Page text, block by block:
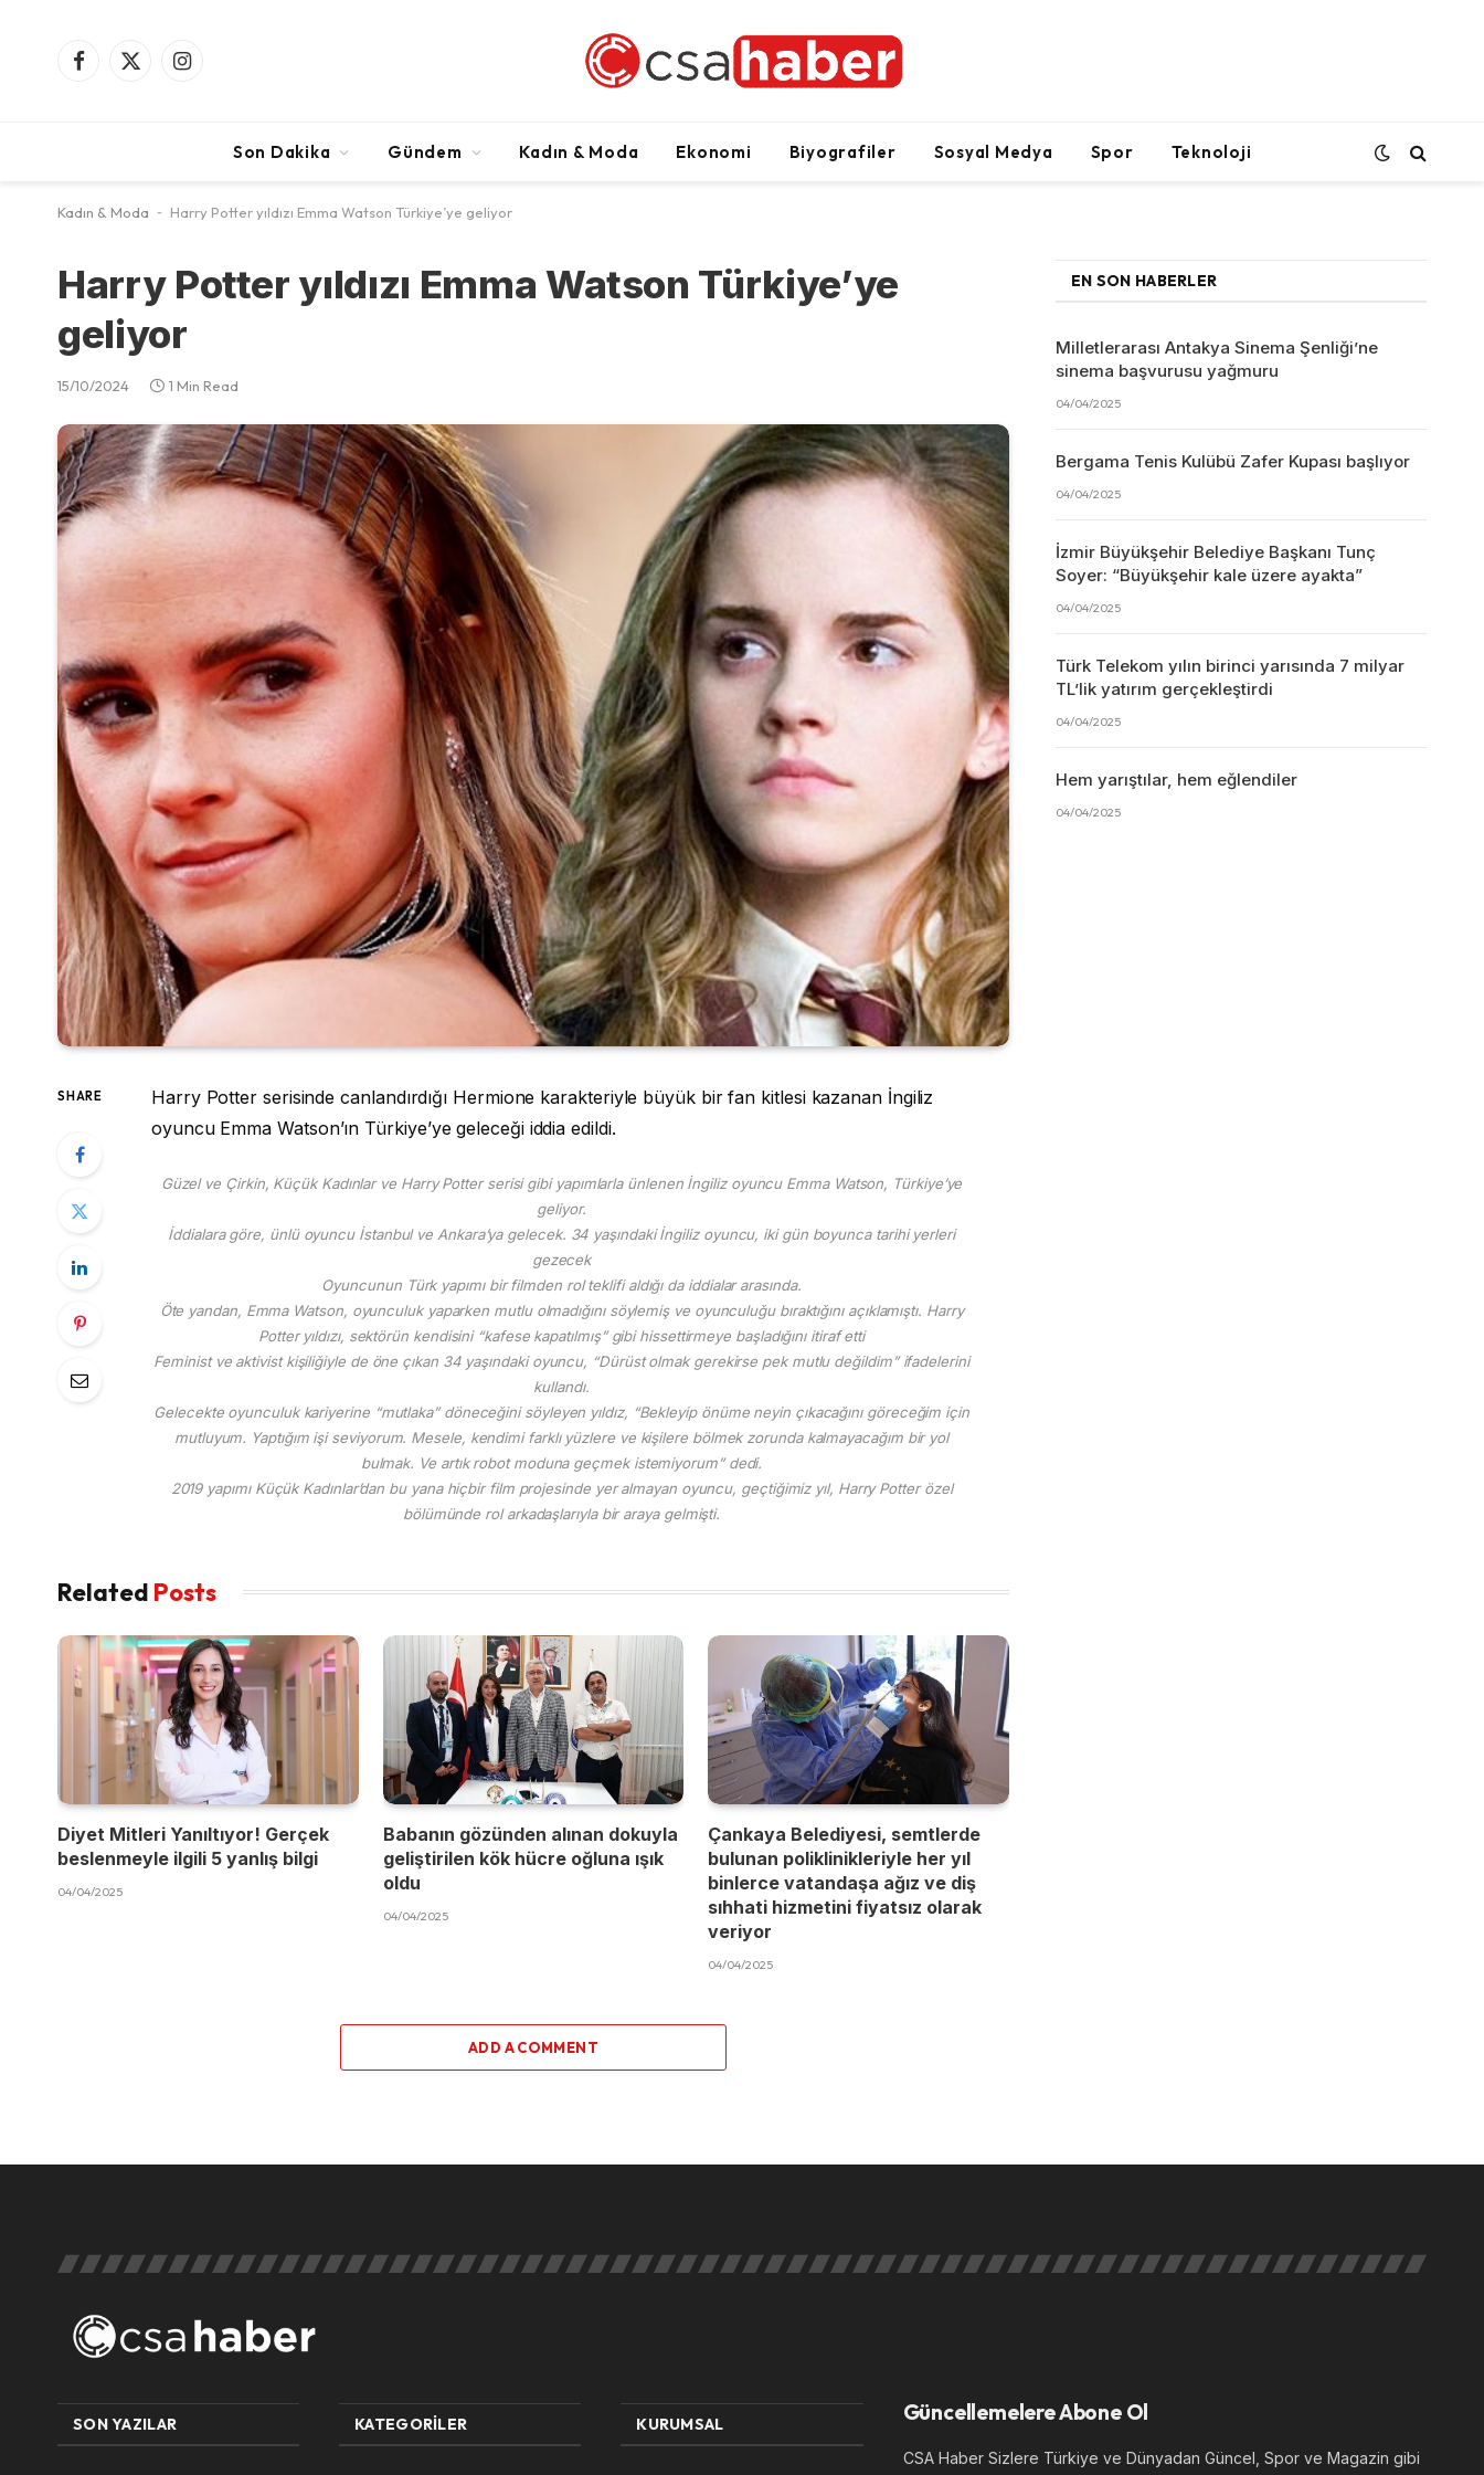
Facebook
X
Instagram
Son Dakika Gündem Kadın & Moda Ekonomi Biyografiler Sosyal Medya Spor Teknoloji
Kadın & Moda - Harry Potter yıldızı Emma Watson Türkiye’ye geliyor
Harry Potter yıldızı Emma Watson Türkiye’ye
geliyor
15/10/2024 1 Min Read
SHARE
Harry Potter serisinde canlandırdığı Hermione karakteriyle büyük bir fan kitlesi kazanan İngiliz
oyuncu Emma Watson’ın Türkiye’ye geleceği iddia edildi.
Güzel ve Çirkin, Küçük Kadınlar ve Harry Potter serisi gibi yapımlarla ünlenen İngiliz oyuncu Emma Watson, Türkiye’ye
geliyor.
İddialara göre, ünlü oyuncu İstanbul ve Ankara’ya gelecek. 34 yaşındaki İngiliz oyuncu, iki gün boyunca tarihi yerleri
gezecek
Oyuncunun Türk yapımı bir filmden rol teklifi aldığı da iddialar arasında.
Öte yandan, Emma Watson, oyunculuk yaparken mutlu olmadığını söylemiş ve oyunculuğu bıraktığını açıklamıştı. Harry
Potter yıldızı, sektörün kendisini “kafese kapatılmış” gibi hissettirmeye başladığını itiraf etti
Feminist ve aktivist kişiliğiyle de öne çıkan 34 yaşındaki oyuncu, “Dürüst olmak gerekirse pek mutlu değildim” ifadelerini
kullandı.
Gelecekte oyunculuk kariyerine “mutlaka” döneceğini söyleyen yıldız, “Bekleyip önüme neyin çıkacağını göreceğim için
mutluyum. Yaptığım işi seviyorum. Mesele, kendimi farklı yüzlere ve kişilere bölmek zorunda kalmayacağım bir yol
bulmak. Ve artık robot moduna geçmek istemiyorum” dedi.
2019 yapımı Küçük Kadınlar’dan bu yana hiçbir film projesinde yer almayan oyuncu, geçtiğimiz yıl, Harry Potter özel
bölümünde rol arkadaşlarıyla bir araya gelmişti.
Related Posts
Diyet Mitleri Yanıltıyor! Gerçek
beslenmeyle ilgili 5 yanlış bilgi
04/04/2025
Babanın gözünden alınan dokuyla
geliştirilen kök hücre oğluna ışık
oldu
04/04/2025
Çankaya Belediyesi, semtlerde
bulunan poliklinikleriyle her yıl
binlerce vatandaşa ağız ve diş
sıhhati hizmetini fiyatsız olarak
veriyor
04/04/2025
ADD A COMMENT
EN SON HABERLER
Milletlerarası Antakya Sinema Şenliği’ne
sinema başvurusu yağmuru
04/04/2025
Bergama Tenis Kulübü Zafer Kupası başlıyor
04/04/2025
İzmir Büyükşehir Belediye Başkanı Tunç
Soyer: “Büyükşehir kale üzere ayakta”
04/04/2025
Türk Telekom yılın birinci yarısında 7 milyar
TL’lik yatırım gerçekleştirdi
04/04/2025
Hem yarıştılar, hem eğlendiler
04/04/2025
SON YAZILAR KATEGORILER KURUMSAL Güncellemelere Abone Ol
CSA Haber Sizlere Türkiye ve Dünyadan Güncel, Spor ve Magazin gibi